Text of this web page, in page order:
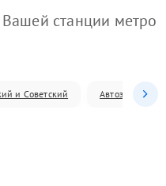
станции метро
и Советский Автозаводский